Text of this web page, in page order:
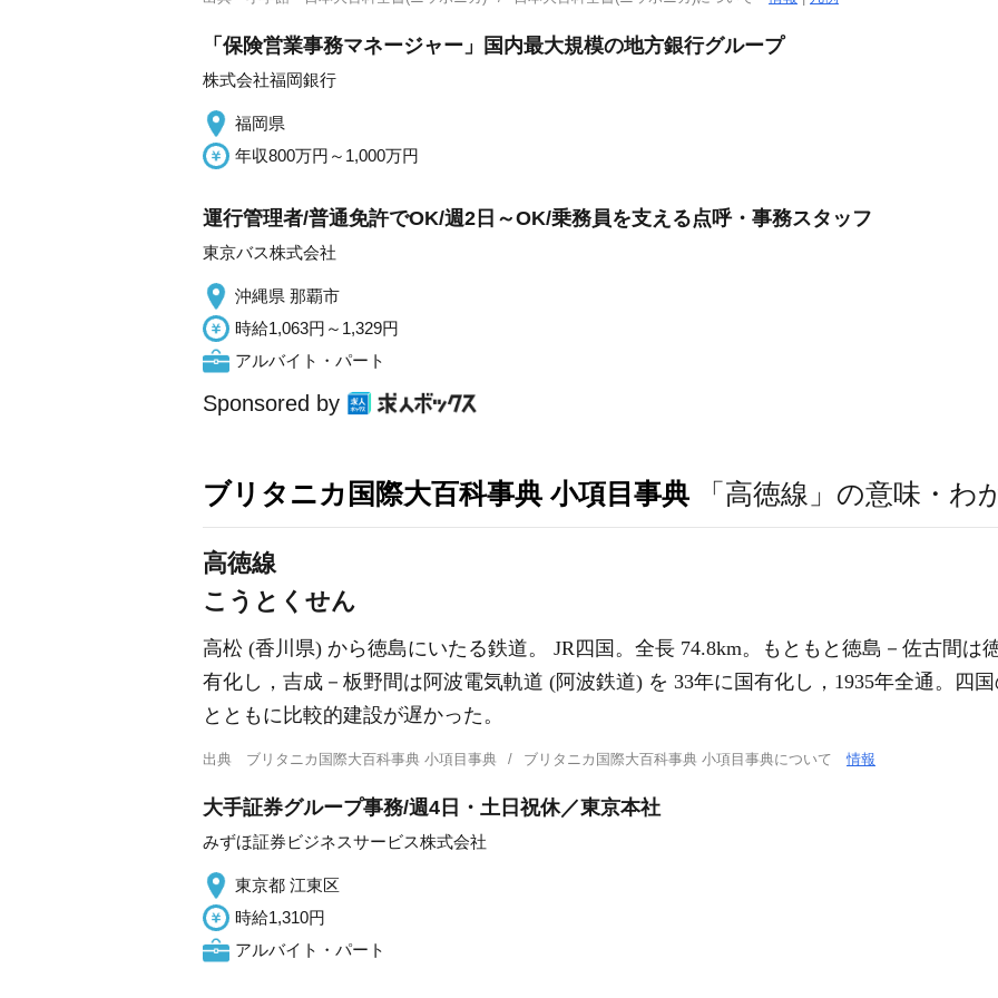
「保険営業事務マネージャー」国内最大規模の地方銀行グループ
株式会社福岡銀行
福岡県
年収800万円～1,000万円
運行管理者/普通免許でOK/週2日～OK/乗務員を支える点呼・事務スタッフ
東京バス株式会社
沖縄県 那覇市
時給1,063円～1,329円
アルバイト・パート
Sponsored by
ブリタニカ国際大百科事典 小項目事典 「高徳線」の意味・わ
高徳線
こうとくせん
高松 (香川県) から徳島にいたる鉄道。 JR四国。全長 74.8km。もともと徳島－佐古間は
有化し，吉成－板野間は阿波電気軌道 (阿波鉄道) を 33年に国有化し，1935年全通。四
とともに比較的建設が遅かった。
出典 ブリタニカ国際大百科事典 小項目事典 ブリタニカ国際大百科事典 小項目事典について情報
大手証券グループ事務/週4日・土日祝休／東京本社
みずほ証券ビジネスサービス株式会社
東京都 江東区
時給1,310円
アルバイト・パート